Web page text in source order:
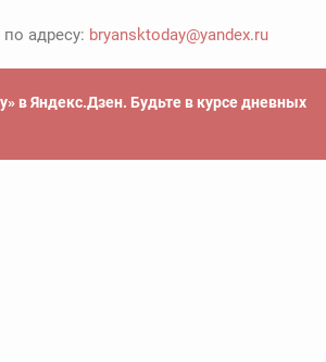
адресу: bryansktoday@yandex.ru
в Яндекс.Дзен. Будьте в курсе дневных